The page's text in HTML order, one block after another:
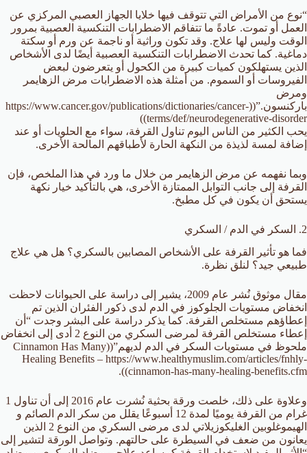
“نوع من الأمراض التي تتوقف فيها خلايا الجهاز العصبي المركزي عن
العمل أو تموت. عادةً ما تتفاقم الاضطرابات التنكسية العصبية بمرور
الوقت وليس لها علاج. وقد تكون وراثية أو ناجمة عن ورم أو سكتة
دماغية. كما تحدث الاضطرابات التنكسية العصبية أيضًا لدى الأشخاص
الذين يستهلكون كميات كبيرة من الكحول أو يتعرضون لبعض
الفيروسات أو السموم. من أمثلة هذه الاضطرابات مرض الزهايمر
ومرض
باركنسون.”((https://www.cancer.gov/publications/dictionaries/cancer-
terms/def/neurodegenerative-disorder))
يحب الكثير من الناس اليوم تناول القرفة، سواء مع الحلويات أو عند
إضافة لمسة لذيذة من النكهة الحارة لأطباقهم المالحة الأخرى.
وبما نفهمه عن مرض الزهايمر من خلال ما ورد في هذا الملخص، فإن
القرفة إلى جانب التوابل الممتازة الأخرى، هي بالتأكيد خيار نكهة
يستحق أن يكون في كل مطبخ.
2. السكر في الدم / السكري
فما هو تأثير القرفة على الأشخاص المصابين بالسكري؟ هل هي علاج
طبيعي جيد؟ لنلق نظرة.
مقال موثوق نُشر عام 2009، يشير إلى دراسة على الحيوانات لاحظت
انخفاض مستويات الجلوكوز في الدم لدى ذكور الفئران الذين تم
إعطاؤهم مستخلص القرفة. كما يذكر دراسة على البشر وجدت “أن
إعطاء مستخلص القرفة لمرضى السكري من النوع 2 أدى إلى انخفاض
ملحوظ في مستويات السكر في الدم لديهم”((Cinnamon Has Many
Healing Benefits – https://www.healthymuslim.com/articles/fnhly-
cinnamon-has-many-healing-benefits.cfm)).
وعلاوة على ذلك، خلصت ورقة بحثية نُشرت عام 2016 إلى أن تناول 1
غرام من القرفة يوميًا لمدة 12 أسبوعًا يقلل من سكر الدم الصائم و
الهيموغلوبين الغليكوزيلاتي لدى مرضى السكري من النوع 2 الذين
يعانون من ضعف في السيطرة على حالتهم. وتواصل الورقة لتشير إلى